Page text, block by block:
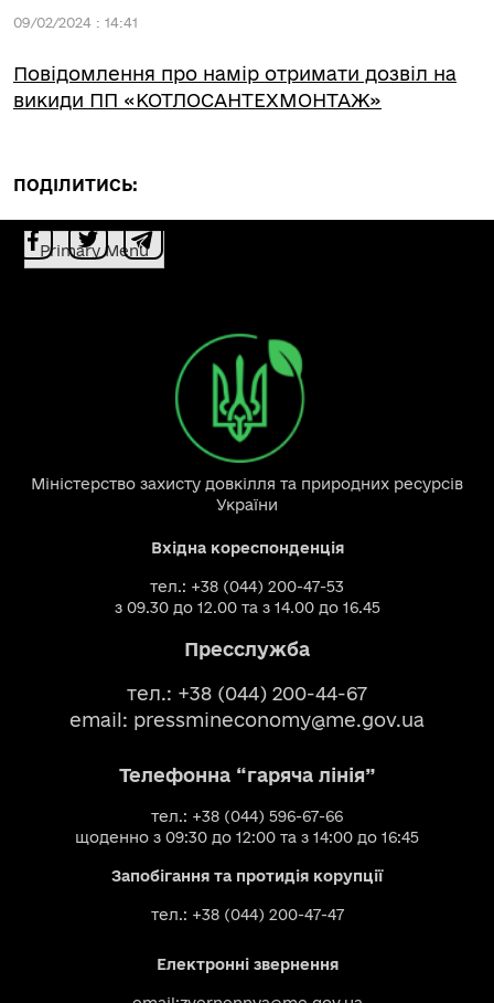
09/02/2024 : 14:41
Повідомлення про намір отримати дозвіл на
викиди ПП «КОТЛОСАНТЕХМОНТАЖ»
ПОДІЛИТИСЬ:
Primary Menu
Міністерство захисту довкілля та природних ресурсів
України
Вхідна кореспонденція
тел.: +38 (044) 200-47-53
з 09.30 до 12.00 та з 14.00 до 16.45
Пресслужба
тел.: +38 (044) 200-44-67
email: pressmineconomy@me.gov.ua
Телефонна “гаряча лінія”
тел.: +38 (044) 596-67-66
щоденно з 09:30 до 12:00 та з 14:00 до 16:45
Запобігання та протидія корупції
тел.: +38 (044) 200-47-47
Електронні звернення